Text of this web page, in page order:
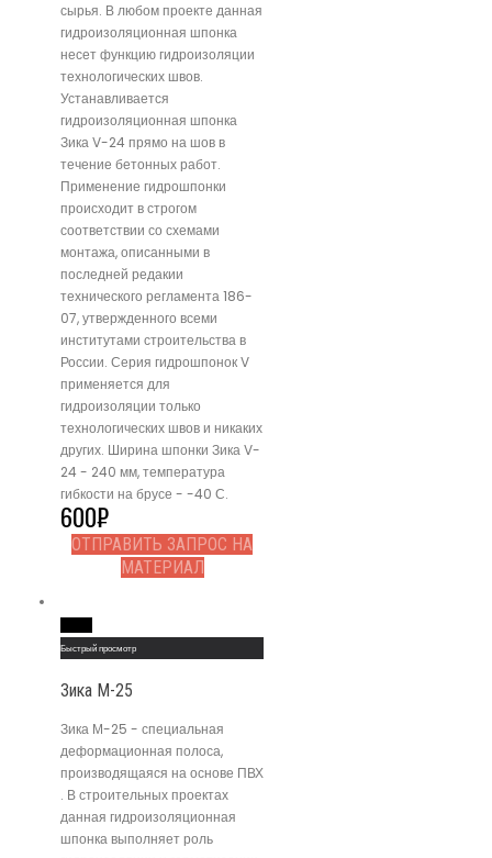
сырья. В любом проекте данная
гидроизоляционная шпонка
несет функцию гидроизоляции
технологических швов.
Устанавливается
гидроизоляционная шпонка
Зика V-24 прямо на шов в
течение бетонных работ.
Применение гидрошпонки
происходит в строгом
соответствии со схемами
монтажа, описанными в
последней редакии
технического регламента 186-
07, утвержденного всеми
институтами строительства в
России. Серия гидрошпонок V
применяется для
гидроизоляции только
технологических швов и никаких
других. Ширина шпонки Зика V-
24 - 240 мм, температура
гибкости на брусе - -40 С.
600₽
ОТПРАВИТЬ ЗАПРОС НА
МАТЕРИАЛ
Быстрый просмотр
Зика М-25
Зика М-25 - специальная
деформационная полоса,
производящаяся на основе ПВХ
. В строительных проектах
данная гидроизоляционная
шпонка выполняет роль